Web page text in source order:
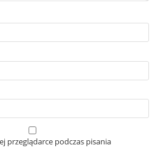
przeglądarce podczas pisania